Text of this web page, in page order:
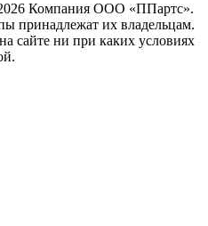
Компания ООО «ППартс».
принадлежат их владельцам.
сайте ни при каких условиях